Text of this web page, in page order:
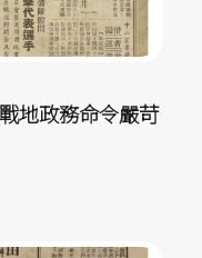
地政務命令嚴苛